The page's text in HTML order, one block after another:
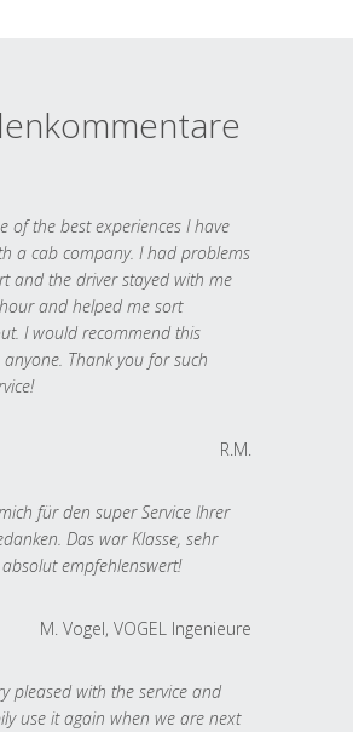
of the best experiences I have
a cab company. I had problems
and the driver stayed with me
and helped me sort
I would recommend this
Thank you for such
R.M.
für den super Service Ihrer
Das war Klasse, sehr
empfehlenswert!
M. Vogel, VOGEL Ingenieure
pleased with the service and
use it again when we are next